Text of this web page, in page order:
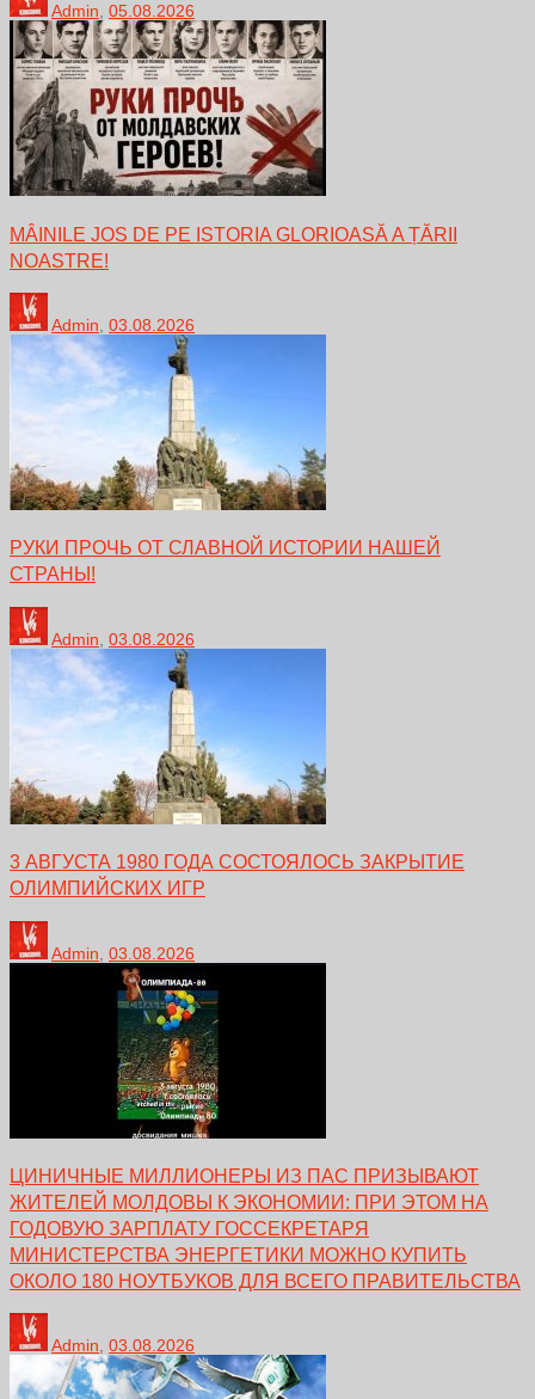
Admin, 05.08.2026
MÂINILE JOS DE PE ISTORIA GLORIOASĂ A ȚĂRII
NOASTRE!
Admin 03.08.2026
РУКИ ПРОЧЬ ОТ СЛАВНОЙ ИСТОРИИ НАШЕЙ
СТРАНЫ!
Admin 03.08.2026
3 АВГУСТА 1980 ГОДА СОСТОЯЛОСЬ ЗАКРЫТИЕ
ОЛИМПИЙСКИХ ИГР
Admin 03.08.2026
ЦИНИЧНЫЕ МИЛЛИОНЕРЫ ИЗ ПАС ПРИЗЫВАЮТ
ЖИТЕЛЕЙ МОЛДОВЫ К ЭКОНОМИИ: ПРИ ЭТОМ НА
ГОДОВУЮ ЗАРПЛАТУ ГОССЕКРЕТАРЯ
МИНИСТЕРСТВА ЭНЕРГЕТИКИ МОЖНО КУПИТЬ
ОКОЛО 180 НОУТБУКОВ ДЛЯ ВСЕГО ПРАВИТЕЛЬСТВА
Admin, 03.08.2026